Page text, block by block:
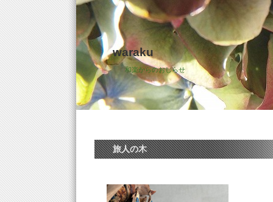
waraku
和楽からのおしらせ
旅人の木